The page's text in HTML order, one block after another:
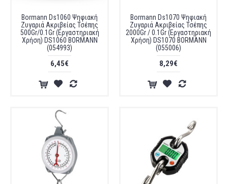
Bormann Ds1060 Ψηφιακή
Ζυγαριά Ακριβείας Τσέπης
500Gr/0.1Gr (Εργαστηριακή
Χρήση) DS1060 BORMANN
(054993)
6,45€
Bormann Ds1070 Ψηφιακή
Ζυγαριά Ακριβείας Τσέπης
2000Gr / 0.1Gr (Εργαστηριακή
Χρήση) DS1070 BORMANN
(055006)
8,29€